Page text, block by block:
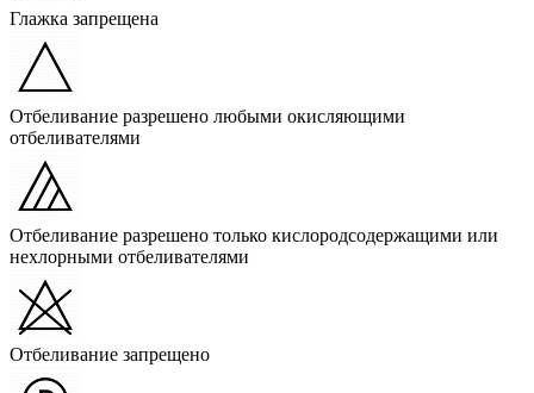
Глажка запрещена
Отбеливание разрешено любыми окисляющими
отбеливателями
Отбеливание разрешено только кислородсодержащими или
нехлорными отбеливателями
Отбеливание запрещено